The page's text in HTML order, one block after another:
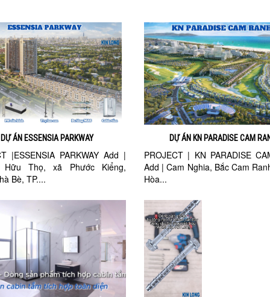
DỰ ÁN ESSENSIA PARKWAY
|ESSENSIA PARKWAY Add |
Hữu Thọ, xã Phước Kiểng,
Bè, TP....
DỰ ÁN KN PARADISE CAM
PROJECT | KN PARADISE
Add | Cam Nghia, Bắc Cam
Hòa...